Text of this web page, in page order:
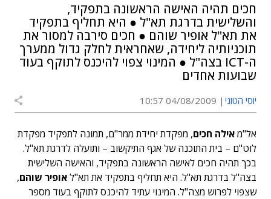
חכים תהיה האישה הראשונה בתפקיד,
והשלישית בדרגת תא"ל ● היא תחליף בתפקיד
את תא"ל אופיר שוהם ● חכים סירבה למסור את
תוכניותיה ליחידה, שאחראית לחלק גדול ממערך
ה-ICT בצה"ל ● המינוי צפוי להיכנס לתוקף בעוד
שבועות אחדים
יוסי הטוני 04/08/2009 10:57
אל"מאילה חכים, מפקדת יחידת ממר"ם, תמונה לתפקיד מפקדת
לוט"ם – בית התוכנה של אגף התיקשוב – ותועלה לדרגת תא"ל.
בכך תהיה חכים לאישה הראשונה בתפקיד, והאישה השלישית
בצה"ל בדרגת תא"ל. היא תחליף בתפקיד את תא"לאופיר שוהם,
שצפוי לפרוש מצה"ל. המינוי עתיד להיכנס לתוקף בעוד מספר